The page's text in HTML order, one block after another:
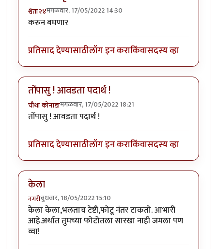
श्वेता२४मंगळवार, 17/05/2022 14:30
करुन बघणार
प्रतिसाद देण्यासाठीलॉग इन कराकिंवासदस्य व्हा
तोंपासु ! आवडता पदार्थ !
चौथा कोनाडामंगळवार, 17/05/2022 18:21
तोंपासु ! आवडता पदार्थ !
प्रतिसाद देण्यासाठीलॉग इन कराकिंवासदस्य व्हा
केला
नगरीबुधवार, 18/05/2022 15:10
केला केला,भलताच टेष्टी,फोटू नंतर टाकतो. आभारी
आहे.अर्थात तुमच्या फोटोतला सारखा नाही जमला पण
व्वा!